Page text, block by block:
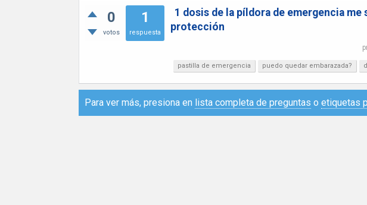
0
votos
1
respuesta
1 dosis de la píldora de emergencia
protección
pastilla de emergencia puedo quedar embarazada?
Para ver más, presiona en lista completa de preguntas o etiquetas